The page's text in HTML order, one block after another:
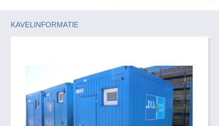
KAVELINFORMATIE